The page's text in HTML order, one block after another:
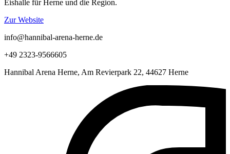
Eishalle für Herne und die Region.
Zur Website
info@hannibal-arena-herne.de
+49 2323-9566605
Hannibal Arena Herne, Am Revierpark 22, 44627 Herne